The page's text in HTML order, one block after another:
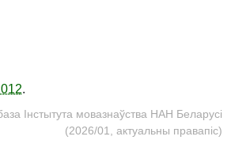
.
Інстытута мовазнаўства НАН Беларусі
(2026/01, актуальны правапіс)